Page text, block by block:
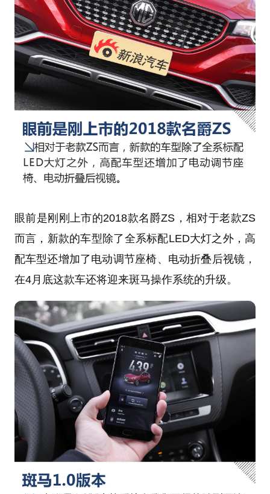
眼前是刚刚上市的2018款名爵ZS，相对于老款ZS
而言，新款的车型除了全系标配LED大灯之外，高
配车型还增加了电动调节座椅、电动折叠后视镜，
在4月底这款车还将迎来斑马操作系统的升级。